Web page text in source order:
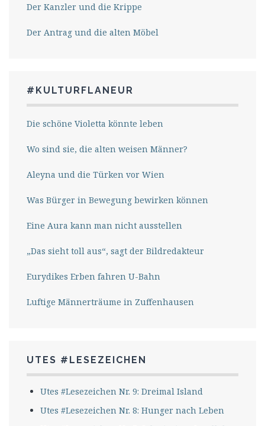
Der Kanzler und die Krippe
Der Antrag und die alten Möbel
#KULTURFLANEUR
Die schöne Violetta könnte leben
Wo sind sie, die alten weisen Männer?
Aleyna und die Türken vor Wien
Was Bürger in Bewegung bewirken können
Eine Aura kann man nicht ausstellen
„Das sieht toll aus“, sagt der Bildredakteur
Eurydikes Erben fahren U-Bahn
Luftige Männerträume in Zuffenhausen
UTES #LESEZEICHEN
Utes #Lesezeichen Nr. 9: Dreimal Island
Utes #Lesezeichen Nr. 8: Hunger nach Leben